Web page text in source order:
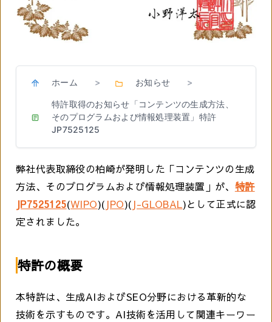
ホーム > お知らせ >
特許取得のお知らせ「コンテンツの生成方法、
そのプログラムおよび情報処理装置」特許
JP7525125
弊社代表取締役の柏崎が発明した「コンテンツの生成
方法、そのプログラムおよび情報処理装置」が、 特許
JP7525125(WIPO)( JPO)( J-GLOBAL)として正式に認
定されました。
特許の概要
本特許は、生成AIおよびSEO分野における革新的な
技術を示すものです。AI技術を活用して関連キーワー